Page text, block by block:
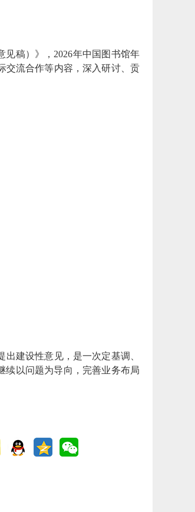
见稿）》，2026年中国图书馆年
交流合作等内容，深入研讨、贡
建设性意见，是一次定基调、
续以问题为导向，完善业务布局